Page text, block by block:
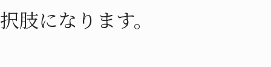
択肢になります。